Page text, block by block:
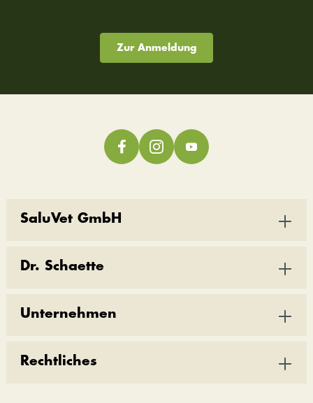
Zur Anmeldung
SaluVet GmbH
Dr. Schaette
Unternehmen
Rechtliches